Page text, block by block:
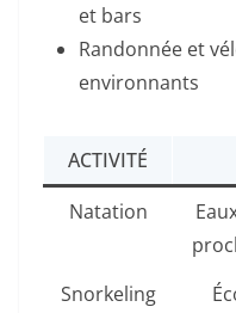
et bars
Randonnée et
environnants
ACTIVITÉ
Natation
Snorkeling